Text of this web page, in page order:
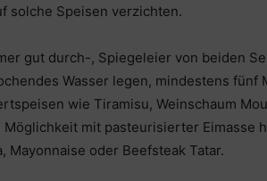
solche Speisen verzichten.
gut durch-, Spiegeleier von beiden
Wasser legen, mindestens fünf
wie Tiramisu, Weinschaum
Möglichkeit mit pasteurisierter Eimasse
Mayonnaise oder Beefsteak Tatar.